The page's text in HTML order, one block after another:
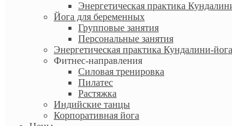
Энергетическая практика
Йога для беременных
Групповые занятия
Персональные занятия
Энергетическая практика Кундалини-йога
Фитнес-направления
Силовая тренировка
Пилатес
Растяжка
Индийские танцы
Корпоративная йога